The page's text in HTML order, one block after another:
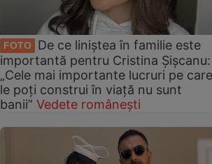
FOTO
De ce liniștea în familie este
importantă pentru Cristina Șișcanu:
„Cele mai importante lucruri pe care
le poți construi în viață nu sunt
banii” Vedete românești